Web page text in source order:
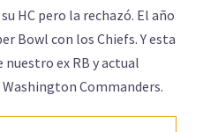
HC pero la rechazó. El año
Bowl con los Chiefs. Y esta
ex RB y actual
Commanders.